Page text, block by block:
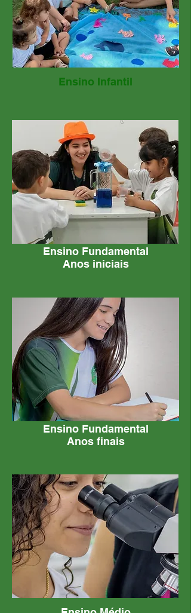
Ensino Infantil
Ensino Fundamental
Anos iniciais
Ensino Fundamental
Anos finais